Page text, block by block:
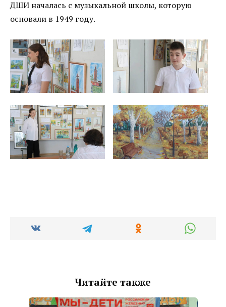
ДШИ началась с музыкальной школы, которую
основали в 1949 году.
Читайте также